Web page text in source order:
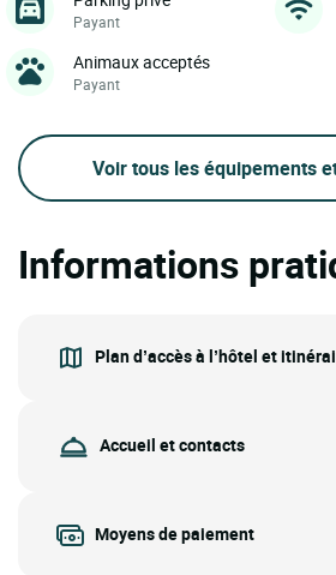
Payant
Animaux acceptés
Payant
Voir tous les équipements
Informations
Plan d’accès à l’hôtel et
Accueil et contacts
Moyens de paiement